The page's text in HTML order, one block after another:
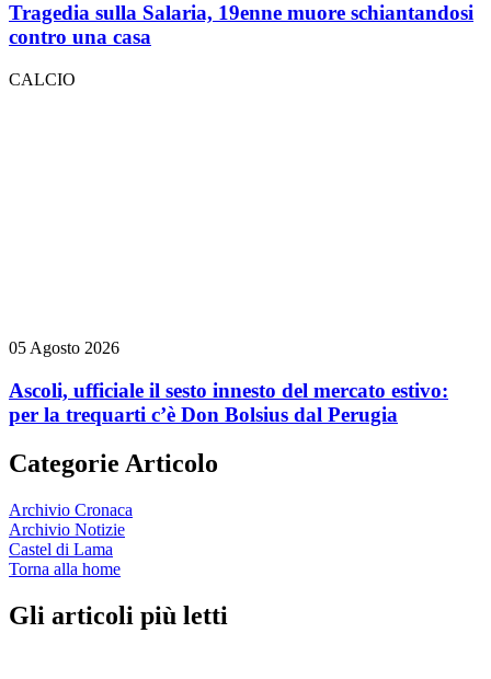
Tragedia sulla Salaria, 19enne muore schiantandosi
contro una casa
CALCIO
05 Agosto 2026
Ascoli, ufficiale il sesto innesto del mercato estivo:
per la trequarti c’è Don Bolsius dal Perugia
Categorie Articolo
Archivio Cronaca
Archivio Notizie
Castel di Lama
Torna alla home
Gli articoli più letti